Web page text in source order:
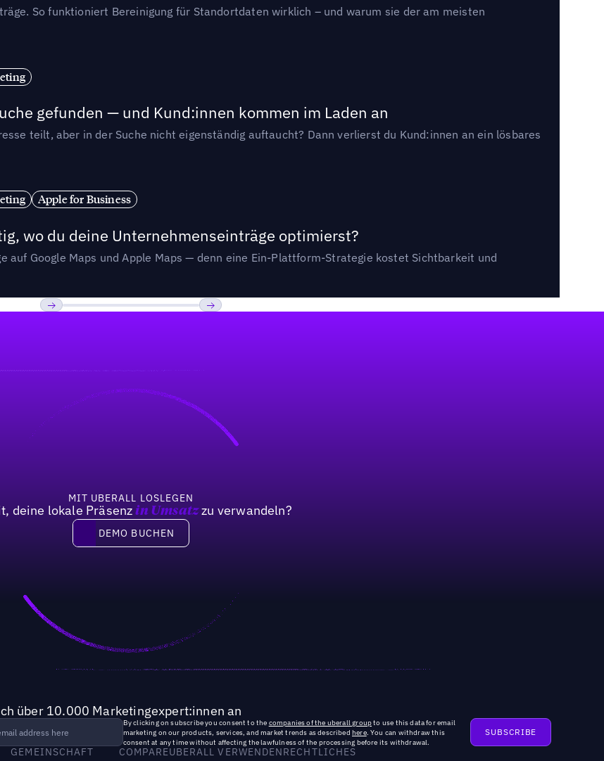
So funktioniert Bereinigung für Standortdaten wirklich – und warum sie der am meisten
gefunden — und Kund:innen kommen im Laden an
teilt, aber in der Suche nicht eigenständig auftaucht? Dann verlierst du Kund:innen an ein lösbares
Apple for Business
wo du deine Unternehmenseinträge optimierst?
Google Maps und Apple Maps — denn eine Ein-Plattform-Strategie kostet Sichtbarkeit und
MIT UBERALL LOSLEGEN
deine lokale Präsenzin Umsatzzu verwandeln?
DEMO BUCHEN
DEMO BUCHEN
über 10.000 Marketingexpert:innen an
By clicking on subscribe you consent to the companies of the uberall groupto use this data for email
marketing on our products, services, and market trends as described here. You can withdraw this
consent at any time without affecting the lawfulness of the processing before its withdrawal.
GEMEINSCHAFT
COMPAREUBERALL VERWENDENRECHTLICHES